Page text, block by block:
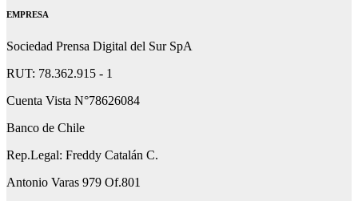
EMPRESA
Sociedad Prensa Digital del Sur SpA
RUT: 78.362.915 - 1
Cuenta Vista N°78626084
Banco de Chile
Rep.Legal: Freddy Catalán C.
Antonio Varas 979 Of.801